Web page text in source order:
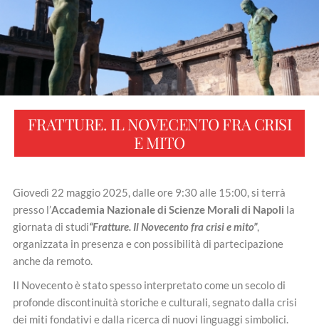
FRATTURE. IL NOVECENTO FRA CRISI
E MITO
Giovedì 22 maggio 2025, dalle ore 9:30 alle 15:00, si terrà
presso l’Accademia Nazionale di Scienze Morali di Napoli la
giornata di studi“Fratture. Il Novecento fra crisi e mito”,
organizzata in presenza e con possibilità di partecipazione
anche da remoto.
Il Novecento è stato spesso interpretato come un secolo di
profonde discontinuità storiche e culturali, segnato dalla crisi
dei miti fondativi e dalla ricerca di nuovi linguaggi simbolici.